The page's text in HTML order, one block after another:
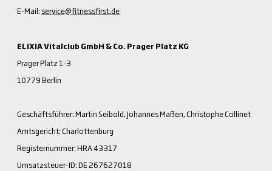
E-Mail: service@fitnessfirst.de
ELIXIA Vitalclub GmbH & Co. Prager Platz KG
Prager Platz 1-3
10779 Berlin
Geschäftsführer: Martin Seibold, Johannes Maßen, Christophe Collinet
Amtsgericht: Charlottenburg
Registernummer: HRA 43317
Umsatzsteuer-ID: DE 267627018